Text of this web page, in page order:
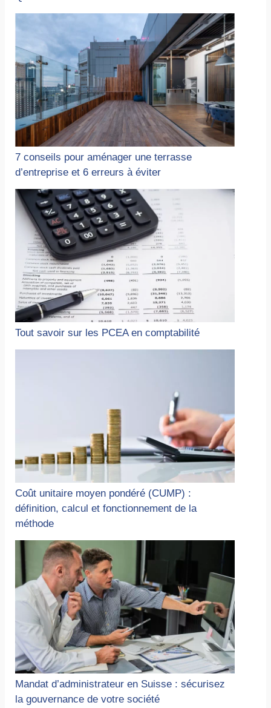
7 conseils pour aménager une terrasse
d’entreprise et 6 erreurs à éviter
Tout savoir sur les PCEA en comptabilité
Coût unitaire moyen pondéré (CUMP) :
définition, calcul et fonctionnement de la
méthode
Mandat d’administrateur en Suisse : sécurisez
la gouvernance de votre société